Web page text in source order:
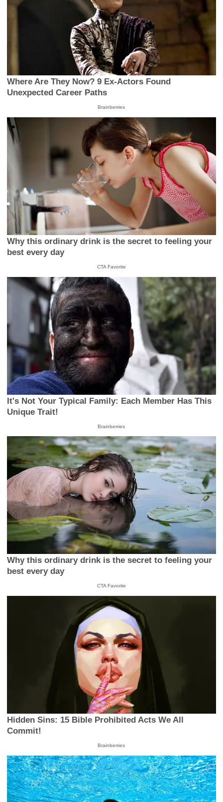
Where Are They Now? 9 Ex-Actors Found
Unexpected Career Paths
Brainberries
Why this ordinary drink is the secret to feeling your
best every day
CTA Favorite
It's Not Your Typical Family: Each Member Has This
Unique Trait!
Brainberries
Why this ordinary drink is the secret to feeling your
best every day
CTA Favorite
Hidden Sins: 15 Bible Prohibited Acts We All
Commit!
Brainberries